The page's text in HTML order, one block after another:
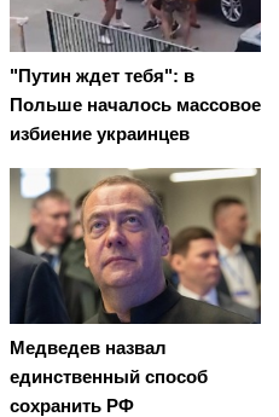
"Путин ждет тебя": в
Польше началось массовое
избиение украинцев
Медведев назвал
единственный способ
сохранить РФ